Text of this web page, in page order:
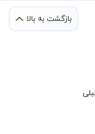
بازگشت به بالا